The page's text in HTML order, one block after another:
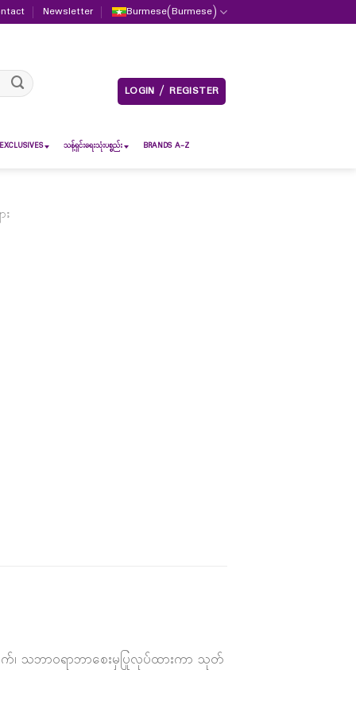
Newsletter Burmese(Burmese)
LOGIN / REGISTER
သန့်ရှင်းရေးသုံးပစ္စည်း BRANDS A-Z
း
ာက်၊ သဘာဝရာဘာစေးမှပြုလုပ်ထားကာ သုတ်